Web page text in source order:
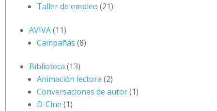
Taller de empleo (21)
AVIVA(11)
Campañas (8)
Biblioteca (13)
Animación lectora (2)
Conversaciones de autor(1)
D-Cine (1)